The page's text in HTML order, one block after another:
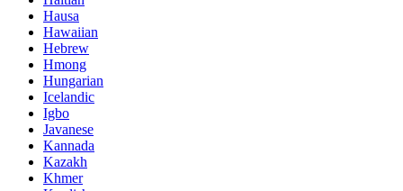
Hausa
Hawaiian
Hebrew
Hmong
Hungarian
Icelandic
Igbo
Javanese
Kannada
Kazakh
Khmer